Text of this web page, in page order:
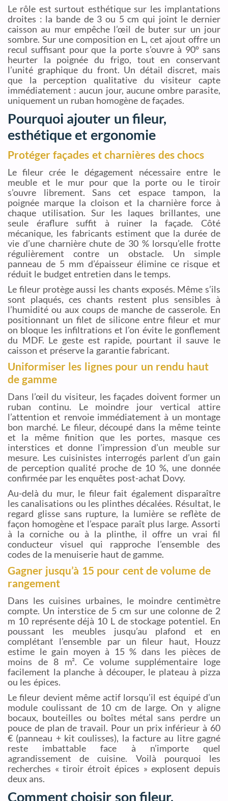
Le rôle est surtout esthétique sur les implantations
droites : la bande de 3 ou 5 cm qui joint le dernier
caisson au mur empêche l’œil de buter sur un jour
sombre. Sur une composition en L, cet ajout offre un
recul suffisant pour que la porte s’ouvre à 90° sans
heurter la poignée du frigo, tout en conservant
l’unité graphique du front. Un détail discret, mais
que la perception qualitative du visiteur capte
immédiatement : aucun jour, aucune ombre parasite,
uniquement un ruban homogène de façades.
Pourquoi ajouter un fileur,
esthétique et ergonomie
Protéger façades et charnières des chocs
Le fileur crée le dégagement nécessaire entre le
meuble et le mur pour que la porte ou le tiroir
s’ouvre librement. Sans cet espace tampon, la
poignée marque la cloison et la charnière force à
chaque utilisation. Sur les laques brillantes, une
seule éraflure suffit à ruiner la façade. Côté
mécanique, les fabricants estiment que la durée de
vie d’une charnière chute de 30 % lorsqu’elle frotte
régulièrement contre un obstacle. Un simple
panneau de 5 mm d’épaisseur élimine ce risque et
réduit le budget entretien dans le temps.
Le fileur protège aussi les chants exposés. Même s’ils
sont plaqués, ces chants restent plus sensibles à
l’humidité ou aux coups de manche de casserole. En
positionnant un filet de silicone entre fileur et mur
on bloque les infiltrations et l’on évite le gonflement
du MDF. Le geste est rapide, pourtant il sauve le
caisson et préserve la garantie fabricant.
Uniformiser les lignes pour un rendu haut
de gamme
Dans l’œil du visiteur, les façades doivent former un
ruban continu. Le moindre jour vertical attire
l’attention et renvoie immédiatement à un montage
bon marché. Le fileur, découpé dans la même teinte
et la même finition que les portes, masque ces
interstices et donne l’impression d’un meuble sur
mesure. Les cuisinistes interrogés parlent d’un gain
de perception qualité proche de 10 %, une donnée
confirmée par les enquêtes post-achat Dovy.
Au-delà du mur, le fileur fait également disparaître
les canalisations ou les plinthes décalées. Résultat, le
regard glisse sans rupture, la lumière se reflète de
façon homogène et l’espace paraît plus large. Assorti
à la corniche ou à la plinthe, il offre un vrai fil
conducteur visuel qui rapproche l’ensemble des
codes de la menuiserie haut de gamme.
Gagner jusqu’à 15 pour cent de volume de
rangement
Dans les cuisines urbaines, le moindre centimètre
compte. Un interstice de 5 cm sur une colonne de 2
m 10 représente déjà 10 L de stockage potentiel. En
poussant les meubles jusqu’au plafond et en
complétant l’ensemble par un fileur haut, Houzz
estime le gain moyen à 15 % dans les pièces de
moins de 8 m². Ce volume supplémentaire loge
facilement la planche à découper, le plateau à pizza
ou les épices.
Le fileur devient même actif lorsqu’il est équipé d’un
module coulissant de 10 cm de large. On y aligne
bocaux, bouteilles ou boîtes métal sans perdre un
pouce de plan de travail. Pour un prix inférieur à 60
€ (panneau + kit coulisses), la facture au litre gagné
reste imbattable face à n’importe quel
agrandissement de cuisine. Voilà pourquoi les
recherches « tiroir étroit épices » explosent depuis
deux ans.
Comment choisir son fileur,